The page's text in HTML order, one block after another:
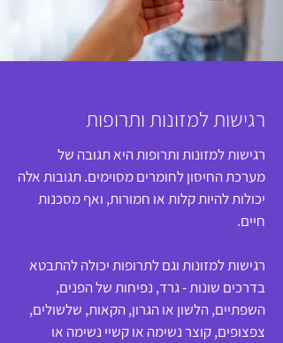
רגישות למזונות ותרופות
רגישות למזונות ותרופות היא תגובה של
מערכת החיסון לחומרים מסוימים. תגובות אלה
יכולות להיות קלות או חמורות, ואף מסכנות
חיים.
רגישות למזונות וגם לתרופות יכולה להתבטא
בדרכים שונות - גרד, נפיחות של הפנים,
השפתיים, הלשון או הגרון, הקאות, שלשולים,
צפצופים, קוצר נשימה או קשיי נשימה או